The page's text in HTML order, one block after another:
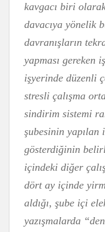
kavgacı biri
davacıya yönelik
davranışların
yapması gereken
işyerinde düzenli
stresli çalışma
sindirim sistemi
şubesinin yapılan
gösterdiğinin
içindeki diğer
dört ay içinde
aldığı, şube içi
yazışmalarda